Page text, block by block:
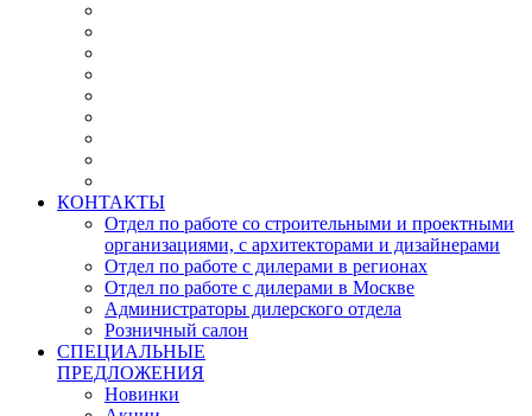
КОНТАКТЫ
Отдел по работе со строительными и проектными
организациями, с архитекторами и дизайнерами
Отдел по работе с дилерами в регионах
Отдел по работе с дилерами в Москве
Администраторы дилерского отдела
Розничный салон
СПЕЦИАЛЬНЫЕ
ПРЕДЛОЖЕНИЯ
Новинки